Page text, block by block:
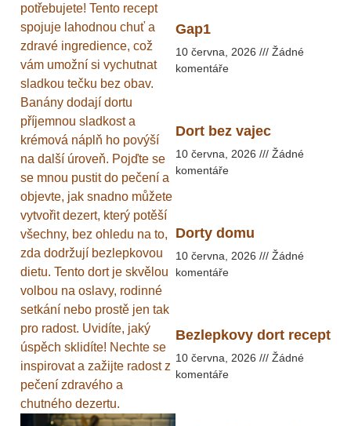
potřebujete! Tento recept
spojuje lahodnou chuť a
zdravé ingredience, což
vám umožní si vychutnat
sladkou tečku bez obav.
Banány dodají dortu
příjemnou sladkost a
krémová náplň ho povýší
na další úroveň. Pojďte se
se mnou pustit do pečení a
objevte, jak snadno můžete
vytvořit dezert, který potěší
všechny, bez ohledu na to,
zda dodržují bezlepkovou
dietu. Tento dort je skvělou
volbou na oslavy, rodinné
setkání nebo prostě jen tak
pro radost. Uvidíte, jaký
úspěch sklidíte! Nechte se
inspirovat a zažijte radost z
pečení zdravého a
chutného dezertu.
Gap1
10 června, 2026
Žádné
komentáře
Dort bez vajec
10 června, 2026
Žádné
komentáře
Dorty domu
10 června, 2026
Žádné
komentáře
Bezlepkovy dort recept
10 června, 2026
Žádné
komentáře